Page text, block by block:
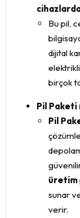
Bu pil,
dijital
birçok
Pil Paketi
Pil
üretim
sunar
verir.